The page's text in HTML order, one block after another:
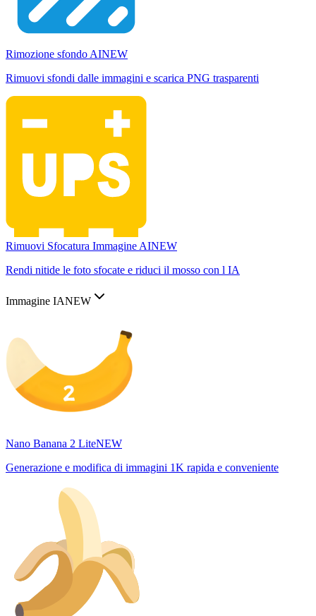
Rimozione sfondo AINEW
Rimuovi sfondi dalle immagini e scarica PNG trasparenti
Rimuovi Sfocatura Immagine AINEW
Rendi nitide le foto sfocate e riduci il mosso con l IA
Immagine IANEW
Nano Banana 2 LiteNEW
Generazione e modifica di immagini 1K rapida e conveniente